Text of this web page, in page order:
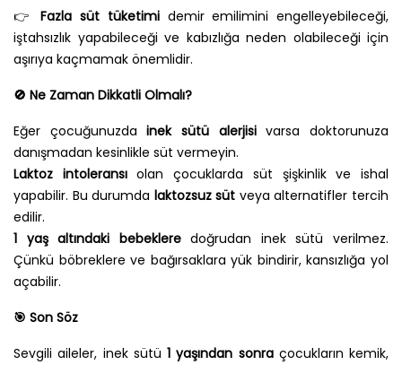
👉Fazla süt tüketimidemir emilimini engelleyebileceği,
iştahsızlık yapabileceği ve kabızlığa neden olabileceği için
aşırıya kaçmamak önemlidir.
🚫 Ne Zaman Dikkatli Olmalı?
Eğer çocuğunuzdainek sütü alerjisivarsa doktorunuza
danışmadan kesinlikle süt vermeyin.
Laktoz intoleransıolan çocuklarda süt şişkinlik ve ishal
yapabilir. Bu durumda laktozsuz süt veya alternatifler tercih
edilir.
1 yaş altındaki bebekleredoğrudan inek sütü verilmez.
Çünkü böbreklere ve bağırsaklara yük bindirir, kansızlığa yol
açabilir.
🎯 Son Söz
Sevgili aileler, inek sütü 1 yaşından sonraçocukların kemik,